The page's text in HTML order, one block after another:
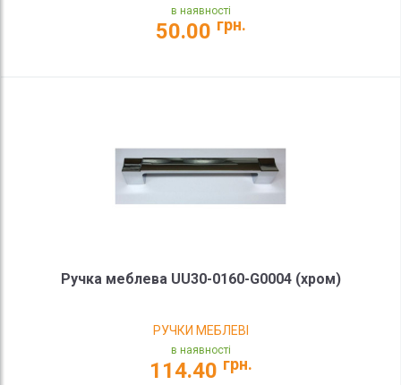
в наявності
50.00 грн.
Ручка меблева UU30-0160-G0004 (хром)
РУЧКИ МЕБЛЕВІ
в наявності
114.40 грн.